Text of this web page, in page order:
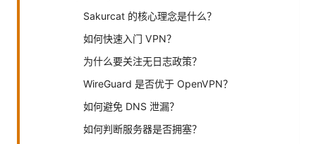
Sakurcat 的核心理念是什么？
如何快速入门 VPN？
为什么要关注无日志政策？
WireGuard 是否优于 OpenVPN？
如何避免 DNS 泄漏？
如何判断服务器是否拥塞？